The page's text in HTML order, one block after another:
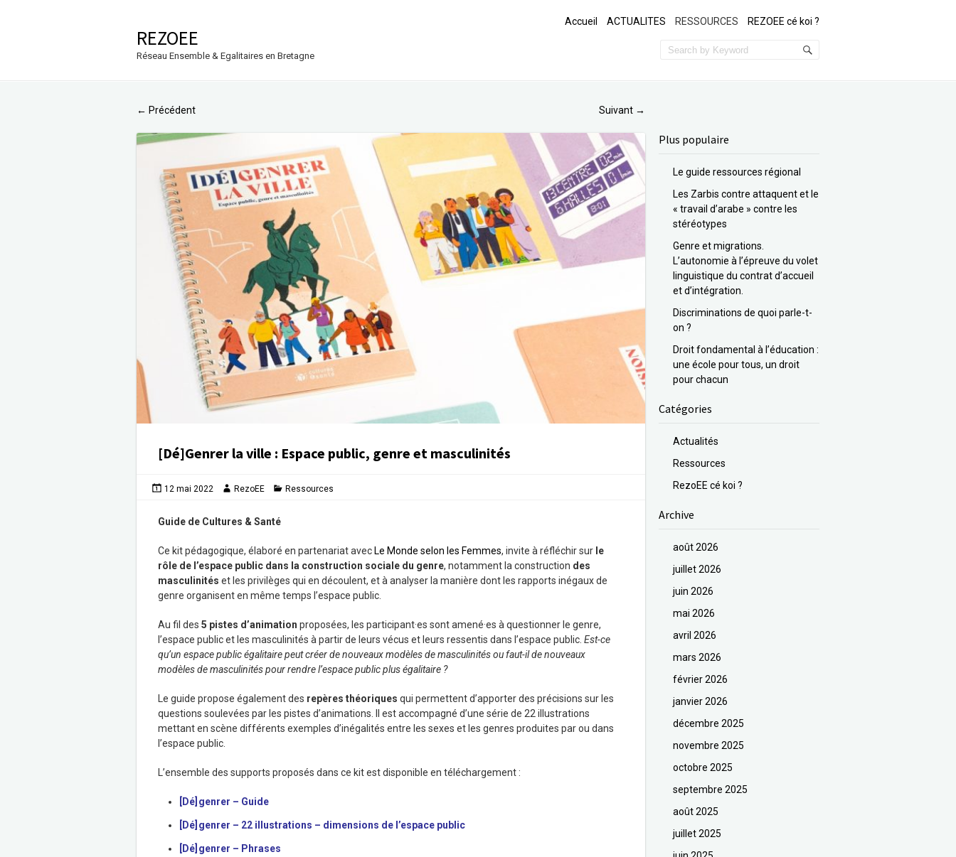
REZOEE
Réseau Ensemble & Egalitaires en Bretagne
Accueil ACTUALITES RESSOURCES REZOEE cé koi ?
← Précédent Suivant →
[Dé]Genrer la ville : Espace public, genre et masculinités
12 mai 2022 RezoEE Ressources
Guide de Cultures & Santé
Ce kit pédagogique, élaboré en partenariat avec Le Monde selon les Femmes, invite à réfléchir sur le
rôle de l’espace public dans la construction sociale du genre, notamment la construction des
masculinités et les privilèges qui en découlent, et à analyser la manière dont les rapports inégaux de
genre organisent en même temps l’espace public.
Au fil des 5 pistes d’animation proposées, les participant·es sont amené·es à questionner le genre,
l’espace public et les masculinités à partir de leurs vécus et leurs ressentis dans l’espace public. Est-ce
qu’un espace public égalitaire peut créer de nouveaux modèles de masculinités ou faut-il de nouveaux
modèles de masculinités pour rendre l’espace public plus égalitaire ?
Le guide propose également des repères théoriques qui permettent d’apporter des précisions sur les
questions soulevées par les pistes d’animations. Il est accompagné d’une série de 22 illustrations
mettant en scène différents exemples d’inégalités entre les sexes et les genres produites par ou dans
l’espace public.
L’ensemble des supports proposés dans ce kit est disponible en téléchargement :
[Dé] genrer – Guide
[Dé] genrer – 22 illustrations – dimensions de l’espace public
[Dé] genrer – Phrases
Plus populaire
Le guide ressources régional
Les Zarbis contre attaquent et le
« travail d’arabe » contre les
stéréotypes
Genre et migrations.
L’autonomie à l’épreuve du volet
linguistique du contrat d’accueil
et d’intégration.
Discriminations de quoi parle-t-
on ?
Droit fondamental à l’éducation :
une école pour tous, un droit
pour chacun
Catégories
Actualités
Ressources
RezoEE cé koi ?
Archive
août 2026
juillet 2026
juin 2026
mai 2026
avril 2026
mars 2026
février 2026
janvier 2026
décembre 2025
novembre 2025
octobre 2025
septembre 2025
août 2025
juillet 2025